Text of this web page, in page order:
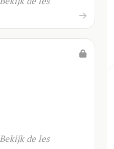
Bekijk de les